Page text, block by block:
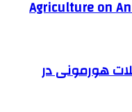
Agriculture on
هورمونی در